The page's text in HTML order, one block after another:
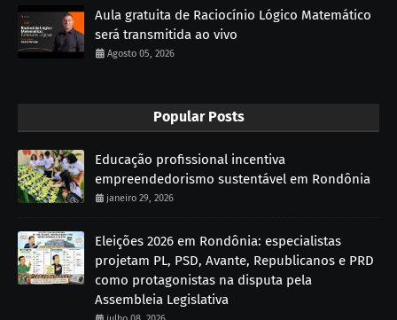
Aula gratuita de Raciocínio Lógico Matemático
será transmitida ao vivo
Agosto 05, 2026
Popular Posts
Educação profissional incentiva
empreendedorismo sustentável em Rondônia
janeiro 29, 2026
Eleições 2026 em Rondônia: especialistas
projetam PL, PSD, Avante, Republicanos e PRD
como protagonistas na disputa pela
Assembleia Legislativa